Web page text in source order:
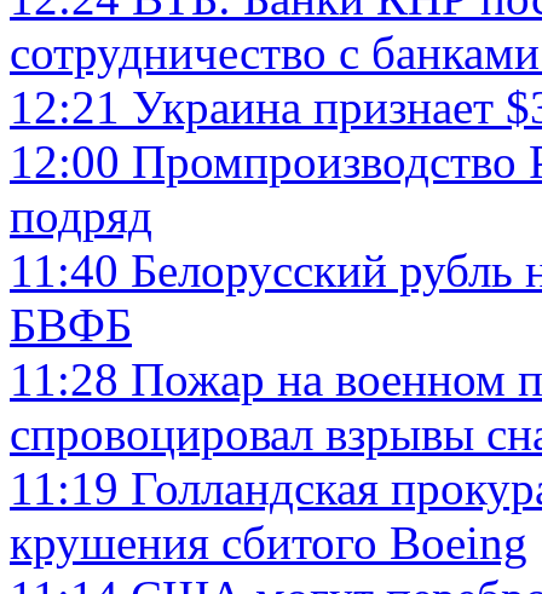
сотрудничество с
12:21 Украина признает
12:00 Промпроизводство
подряд
11:40 Белорусский рубль
БВФБ
11:28 Пожар на военном
спровоцировал взрывы
11:19 Голландская
крушения сбитого Boeing